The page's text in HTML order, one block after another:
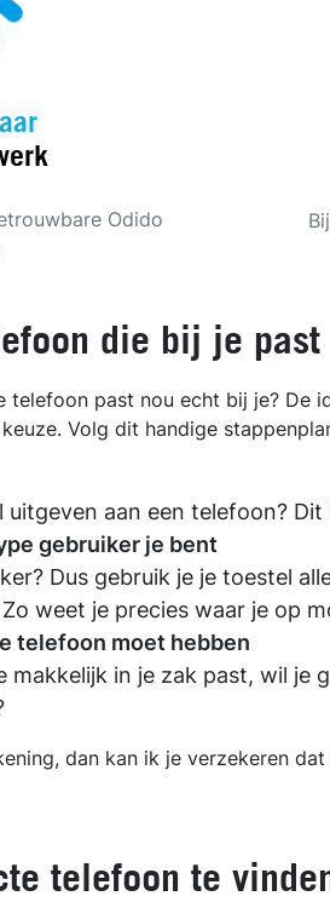
Odido
die bij je past
telefoon past nou echt bij je?
Volg dit handige
uitgeven aan een telefoon?
gebruiker je bent
Dus gebruik je je toestel
weet je precies waar je op
telefoon moet hebben
makkelijk in je zak past, wil
dan kan ik je verzekeren
telefoon te